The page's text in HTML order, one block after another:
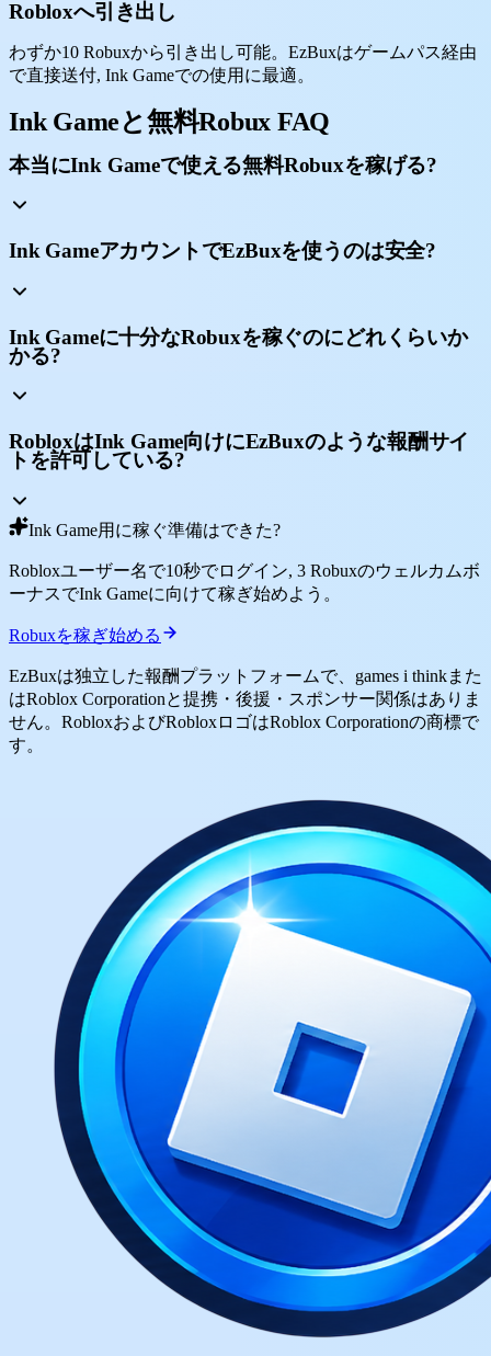
Robloxへ引き出し
わずか10 Robuxから引き出し可能。EzBuxはゲームパス経由
で直接送付, Ink Gameでの使用に最適。
Ink Gameと無料Robux FAQ
本当にInk Gameで使える無料Robuxを稼げる?
Ink GameアカウントでEzBuxを使うのは安全?
Ink Gameに十分なRobuxを稼ぐのにどれくらいか
かる?
RobloxはInk Game向けにEzBuxのような報酬サイ
トを許可している?
Ink Game用に稼ぐ準備はできた?
Robloxユーザー名で10秒でログイン, 3 Robuxのウェルカムボ
ーナスでInk Gameに向けて稼ぎ始めよう。
Robuxを稼ぎ始める
EzBuxは独立した報酬プラットフォームで、games i thinkまた
はRoblox Corporationと提携・後援・スポンサー関係はありま
せん。RobloxおよびRobloxロゴはRoblox Corporationの商標で
す。